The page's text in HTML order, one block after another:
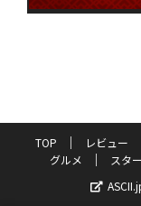
TOP レビュー
グルメ
スタ